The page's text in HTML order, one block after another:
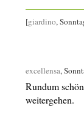
[giardino,
excellensa,
Rundum
weitergehen.